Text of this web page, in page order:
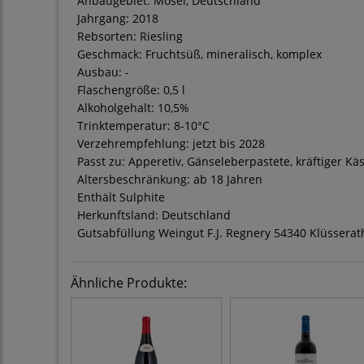
Jahrgang: 2018
Rebsorten: Riesling
Geschmack: Fruchtsüß, mineralisch, komplex
Ausbau: -
Flaschengröße: 0,5 l
Alkoholgehalt: 10,5%
Trinktemperatur: 8-10°C
Verzehrempfehlung: jetzt bis 2028
Passt zu: Apperetiv, Gänseleberpastete, kräftiger
Altersbeschränkung: ab 18 Jahren
Enthält Sulphite
Herkunftsland: Deutschland
Gutsabfüllung Weingut F.J. Regnery 54340
Ähnliche Produkte: